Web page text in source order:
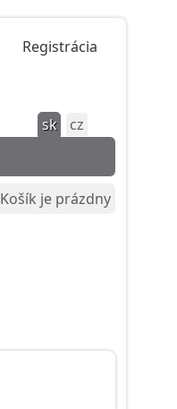
Registrácia
sk
cz
Košík je prázdny